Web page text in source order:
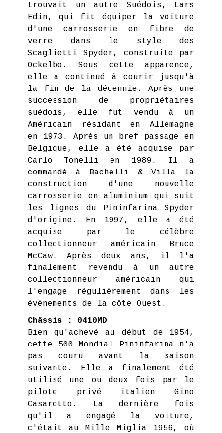
trouvait un autre Suédois, Lars
Edin, qui fit équiper la voiture
d'une carrosserie en fibre de
verre dans le style des
Scaglietti Spyder, construite par
Ockelbo. Sous cette apparence,
elle a continué à courir jusqu'à
la fin de la décennie. Après une
succession de propriétaires
suédois, elle fut vendu à un
Américain résidant en Allemagne
en 1973. Après un bref passage en
Belgique, elle a été acquise par
Carlo Tonelli en 1989. Il a
commandé à Bachelli & Villa la
construction d'une nouvelle
carrosserie en aluminium qui suit
les lignes du Pininfarina Spyder
d'origine. En 1997, elle a été
acquise par le célèbre
collectionneur américain Bruce
McCaw. Après deux ans, il l'a
finalement revendu à un autre
collectionneur américain qui
l'engage régulièrement dans les
évènements de la côte Ouest.
Châssis : 0410MD
Bien qu'achevé au début de 1954,
cette 500 Mondial Pininfarina n'a
pas couru avant la saison
suivante. Elle a finalement été
utilisé une ou deux fois par le
pilote privé italien Gino
Casarotto. La dernière fois
qu'il a engagé la voiture,
c'était au Mille Miglia 1956, où